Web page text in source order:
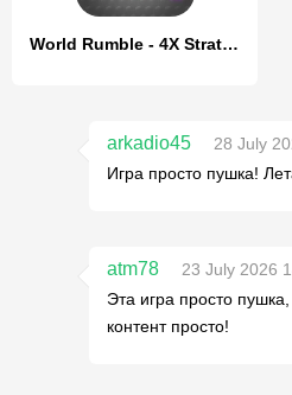
World Rumble - 4X Strategy War
arkadio45
28 July
Игра просто пушка!
atm78
23 July 2026
Эта игра просто
контент просто!